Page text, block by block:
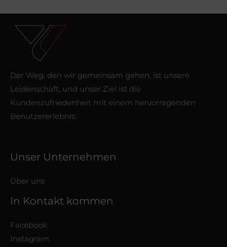
Der Weg, den wir gemeinsam gehen, ist unsere
Leidenschaft, und unser Ziel ist die
Kundenzufriedenheit mit einem hervorragenden
Benutzererlebnis.
Unser Unternehmen
Über uns
In Kontakt kommen
Facebook
Instagram